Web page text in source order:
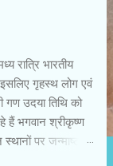
रात्रि भारतीय
गृहस्थ लोग एवं
गण उदया तिथि को
हैं भगवान श्रीकृष्ण
पर जन्माष्टमी